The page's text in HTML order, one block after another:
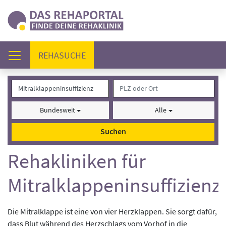
REHASUCHE(AKTUELL)
Bundesweit Alle
Suchen
Rehakliniken für
Mitralklappeninsuffizienz
Die Mitralklappe ist eine von vier Herzklappen. Sie sorgt dafür,
dass Blut während des Herzschlags vom Vorhof in die